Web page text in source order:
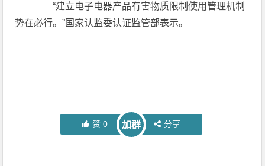
“建立电子电器产品有害物质限制使用管理机制
势在必行。”国家认监委认证监管部表示。
赞 0 加群 分享